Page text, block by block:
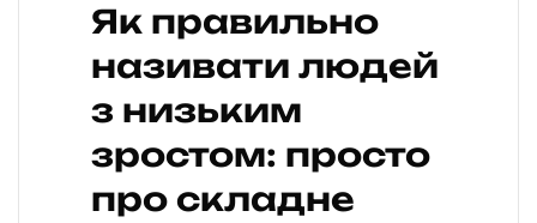
Як правильно
називати людей
з низьким
зростом: просто
про складне